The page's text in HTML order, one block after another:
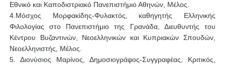
Εθνικό και Καποδιστριακό Πανεπιστήμιο Αθηνών, Μέλος. ​
4.Μόσχος Μορφακίδης-Φυλακτός, καθηγητής Ελληνικής
Φιλολογίας στο Πανεπιστήμιο της Γρανάδα, Διευθυντής του
Κέντρου Βυζαντινών, Νεοελληνικών και Κυπριακών Σπουδών,
Νεοελληνιστής, Μέλος.
5. Διονύσιος Μαρίνος, Δημοσιογράφος-Συγγραφέας, Κριτικός,